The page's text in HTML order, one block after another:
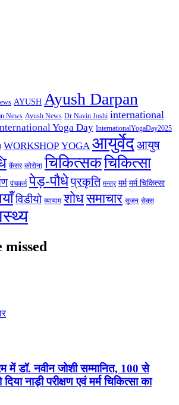
AYUSH Ayush Darpan
News Ayush News Dr Navin Joshi international
Yoga Day InternationalYogaDay2025
WORKSHOP YOGA आयुर्वेदआयुष
कैंसर कोरोना चिकित्सकचिकित्सा
पंचकर्म पेड़-पौधेप्रकृति मन्त्र मर्म मर्म चिकित्सा
विडीयो व्यायाम शोधसमाचार सूजन सेक्स
missed
में डॉ. नवीन जोशी सम्मानित, 100 से
नाड़ी परीक्षण एवं मर्म चिकित्सा का